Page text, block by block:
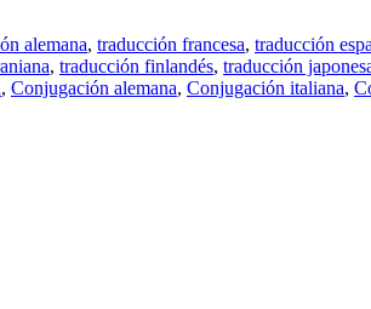
alemana, traducción francesa, traducción
, traducción finlandés, traducción
, Conjugación alemana, Conjugación italiana,